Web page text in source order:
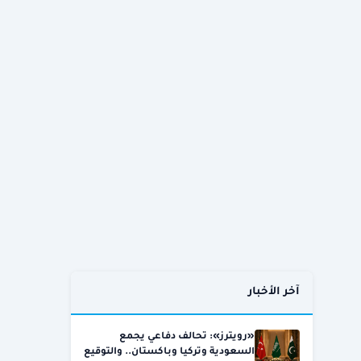
آخر الأخبار
«رويترز»: تحالف دفاعي يجمع
السعودية وتركيا وباكستان.. والتوقيع